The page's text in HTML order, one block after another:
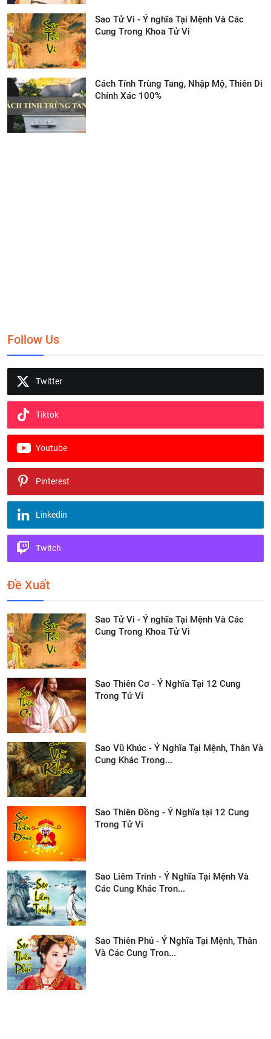
Sao Tử Vi - Ý nghĩa Tại Mệnh Và Các
Cung Trong Khoa Tử Vi
Cách Tính Trùng Tang, Nhập Mộ, Thiên Di
Chính Xác 100%
Follow Us
Twitter
Tiktok
Youtube
Pinterest
Linkedin
Twitch
Đề Xuất
Sao Tử Vi - Ý nghĩa Tại Mệnh Và Các
Cung Trong Khoa Tử Vi
Sao Thiên Cơ - Ý Nghĩa Tại 12 Cung
Trong Tử Vi
Sao Vũ Khúc - Ý Nghĩa Tại Mệnh, Thân Và
Cung Khác Trong...
Sao Thiên Đồng - Ý Nghĩa tại 12 Cung
Trong Tử Vi
Sao Liêm Trinh - Ý Nghĩa Tại Mệnh Và
Các Cung Khác Tron...
Sao Thiên Phủ - Ý Nghĩa Tại Mệnh, Thân
Và Các Cung Tron...